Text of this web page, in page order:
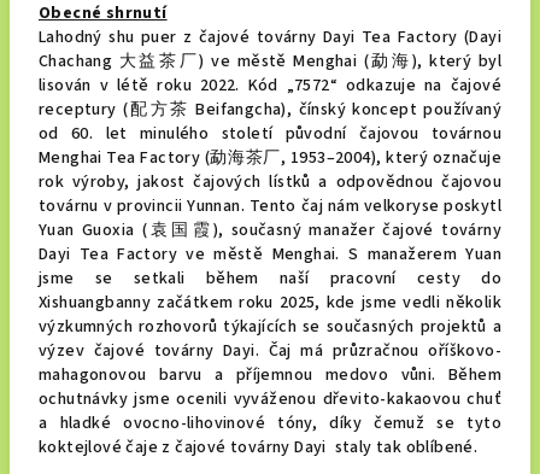
Obecné shrnutí
Lahodný shu puer z čajové továrny Dayi Tea Factory (Dayi
Chachang 大益茶厂) ve městě Menghai (勐海), který byl
lisován v létě roku 2022. Kód „7572“ odkazuje na čajové
receptury (配方茶 Beifangcha), čínský koncept používaný
od 60. let minulého století původní čajovou továrnou
Menghai Tea Factory (勐海茶厂, 1953–2004), který označuje
rok výroby, jakost čajových lístků a odpovědnou čajovou
továrnu v provincii Yunnan. Tento čaj nám velkoryse poskytl
Yuan Guoxia (袁国霞), současný manažer čajové továrny
Dayi Tea Factory ve městě Menghai. S manažerem Yuan
jsme se setkali během naší pracovní cesty do
Xishuangbanny začátkem roku 2025, kde jsme vedli několik
výzkumných rozhovorů týkajících se současných projektů a
výzev čajové továrny Dayi. Čaj má průzračnou oříškovo-
mahagonovou barvu a příjemnou medovo vůni. Během
ochutnávky jsme ocenili vyváženou dřevito-kakaovou chuť
a hladké ovocno-lihovinové tóny, díky čemuž se tyto
koktejlové čaje z čajové továrny Dayi staly tak oblíbené.